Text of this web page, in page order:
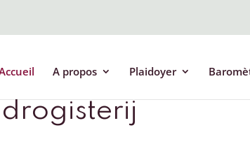
A propos Plaidoyer